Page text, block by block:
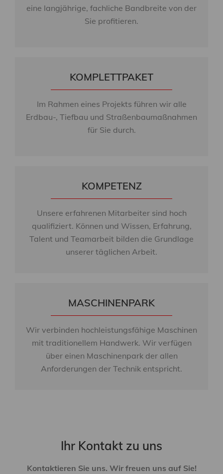
eine langjährige, fachliche Bandbreite von der
Sie profitieren.
KOMPLETTPAKET
Im Rahmen eines Projekts führen wir alle
Erdbau-, Tiefbau­ und Straßenbaumaßnahmen
für Sie durch.
KOMPETENZ
Unsere erfahrenen Mitarbeiter sind hoch
qualifiziert. Können und Wissen, Erfahrung,
Talent und Teamarbeit bilden die Grundlage
unserer täglichen Arbeit.
MASCHINENPARK
Wir verbinden hochleistungsfähige Maschinen
mit traditionellem Handwerk. Wir verfügen
über einen Maschinenpark der allen
Anforderungen der Technik entspricht.
Ihr Kontakt zu uns
Kontaktieren Sie uns. Wir freuen uns auf Sie!